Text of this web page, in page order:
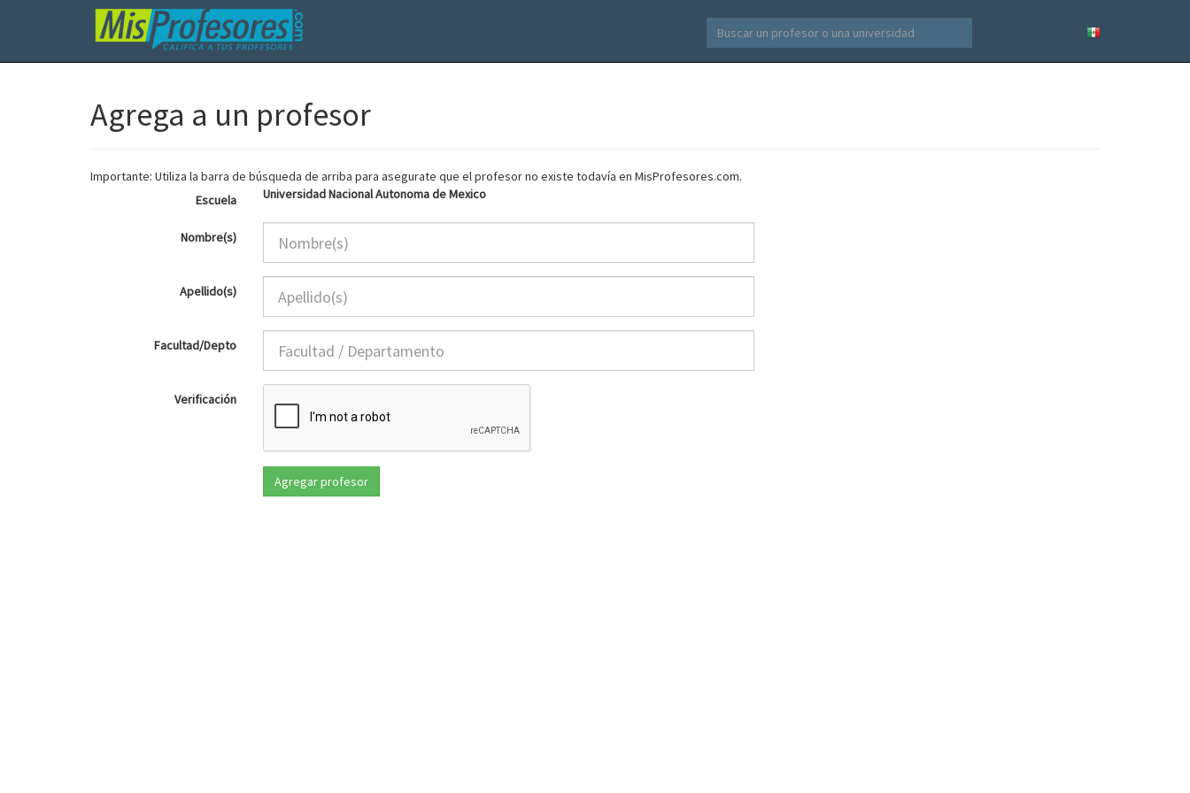
Agrega a un profesor
Importante: Utiliza la barra de búsqueda de arriba para asegurate que el profesor no existe todavía en MisProfesores.com.
Escuela
Universidad Nacional Autonoma de Mexico
Nombre(s)
Apellido(s)
Facultad/Depto
Verificación